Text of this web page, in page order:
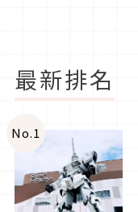
最新排名
No.1